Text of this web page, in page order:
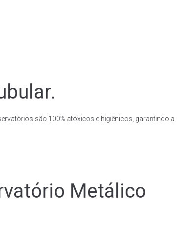
são 100% atóxicos e higiênicos, garantindo a
Metálico